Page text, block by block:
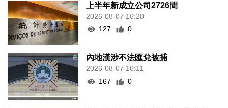
上半年新成立公司2726間
2026-08-07 16:20
127
0
內地漢涉不法匯兌被捕
2026-08-07 16:11
167
0